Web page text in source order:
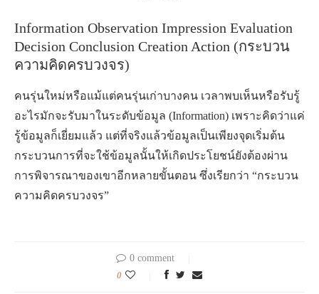
Information Observation Impression Evaluation
Decision Conclusion Creation Action (กระบวน
ความคิดครบวงจร)
คนรุ่นใหม่หรือแม้แต่คนรุ่นเก่าบางคน เวลาพบเห็นหรือรับรู้
อะไรมักจะรับมาในระดับข้อมูล (Information) เพราะคิดว่าแค่
รู้ข้อมูลก็เยี่ยมแล้ว แต่ที่จริงแล้วข้อมูลเป็นเพียงจุดเริ่มต้น
กระบวนการที่จะใช้ข้อมูลนั้นให้เกิดประโยชน์ยังต้องผ่าน
การพิจารณาของเขาอีกหลายขั้นตอน ซึ่งเรียกว่า “กระบวน
ความคิดครบวงจร”
0 comment
0